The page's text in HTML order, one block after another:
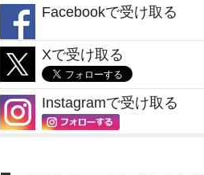
Facebookで受け取る
Xで受け取る
Instagramで受け取る